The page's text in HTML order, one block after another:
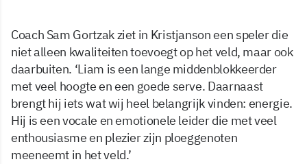
Coach Sam Gortzak ziet in Kristjanson een speler die
niet alleen kwaliteiten toevoegt op het veld, maar ook
daarbuiten. ‘Liam is een lange middenblokkeerder
met veel hoogte en een goede serve. Daarnaast
brengt hij iets wat wij heel belangrijk vinden: energie.
Hij is een vocale en emotionele leider die met veel
enthousiasme en plezier zijn ploeggenoten
meeneemt in het veld.’